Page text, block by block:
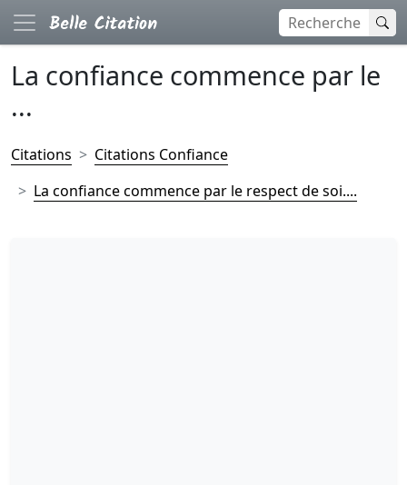
La confiance commence par le
...
Citations
Citations Confiance
La confiance commence par le respect de soi....